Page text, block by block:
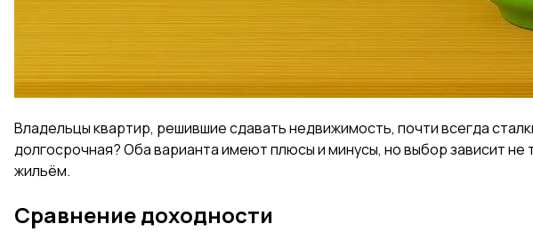
Владельцы квартир, решившие сдавать недвижимость, почти всегда
долгосрочная? Оба варианта имеют плюсы и минусы, но выбор зависит
жильём.
Сравнение доходности